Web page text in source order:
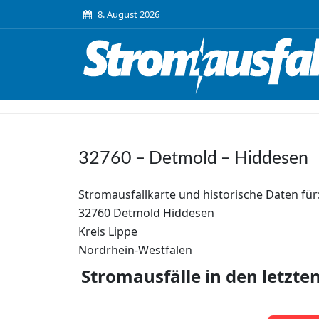
8. August 2026
32760 – Detmold – Hiddesen
Stromausfallkarte und historische Daten
32760 Detmold Hiddesen
Kreis Lippe
Nordrhein-Westfalen
Stromausfälle in den